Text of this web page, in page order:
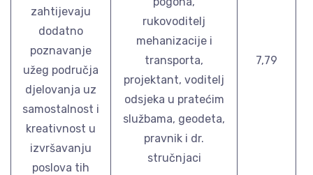
zahtijevaju
dodatno
poznavanje
užeg područja
djelovanja uz
samostalnost i
kreativnost u
izvršavanju
poslova tih
rukovoditelj
mehanizacije i
transporta,
projektant, voditelj
odsjeka u pratećim
službama, geodeta,
pravnik i dr.
stručnjaci
7,79